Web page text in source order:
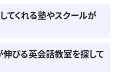
てくれる塾やスクールが
びる英会話教室を探して